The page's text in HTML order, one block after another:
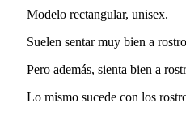
Modelo rectangular, unisex.
Suelen sentar muy bien a
Pero además, sienta bien a
Lo mismo sucede con los